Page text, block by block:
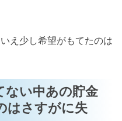
え少し希望がもてたのは
ない中あの貯金
はさすがに失